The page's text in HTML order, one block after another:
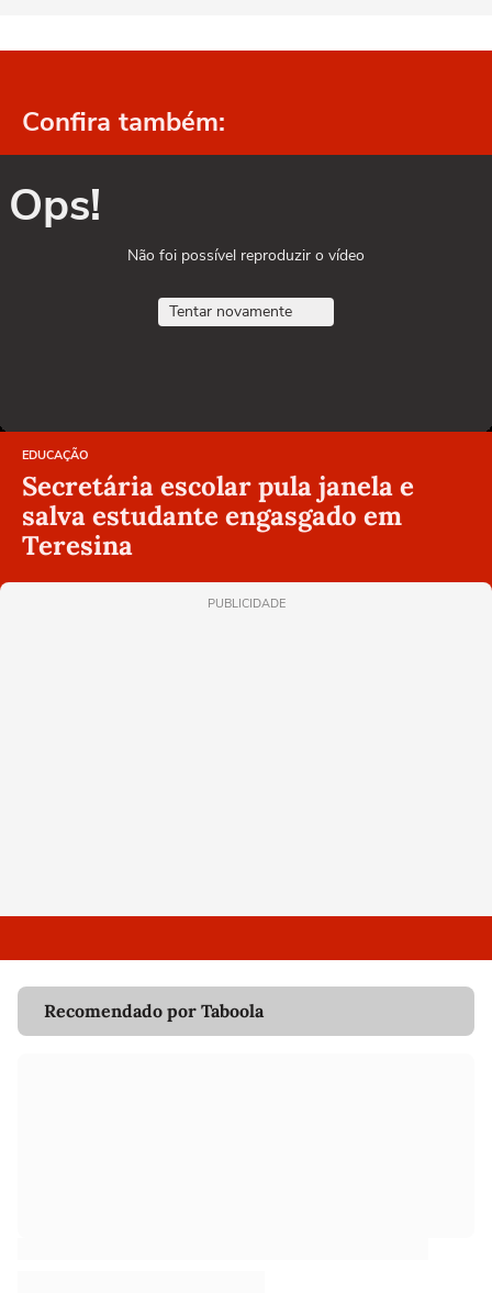
Confira também:
Ops!
Não foi possível reproduzir o vídeo
Tentar novamente
EDUCAÇÃO
Secretária escolar pula janela e
salva estudante engasgado em
Teresina
PUBLICIDADE
Recomendado por Taboola